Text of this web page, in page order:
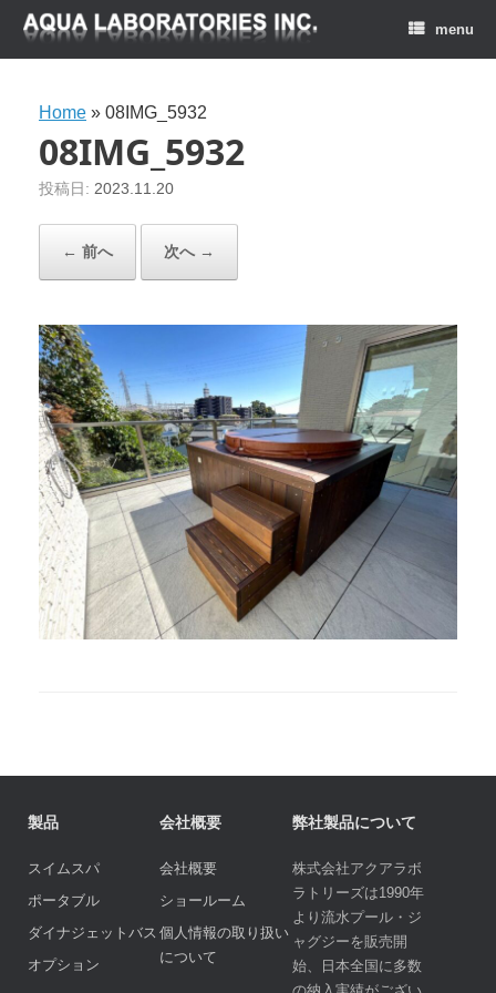
menu
Home » 08IMG_5932
08IMG_5932
投稿日: 2023.11.20
← 前へ 次へ →
製品
スイムスパ
ポータブル
ダイナジェットバス
オプション
会社概要
会社概要
ショールーム
個人情報の取り扱い
について
弊社製品について
株式会社アクアラボ
ラトリーズは1990年
より流水プール・ジ
ャグジーを販売開
始、日本全国に多数
の納入実績がござい